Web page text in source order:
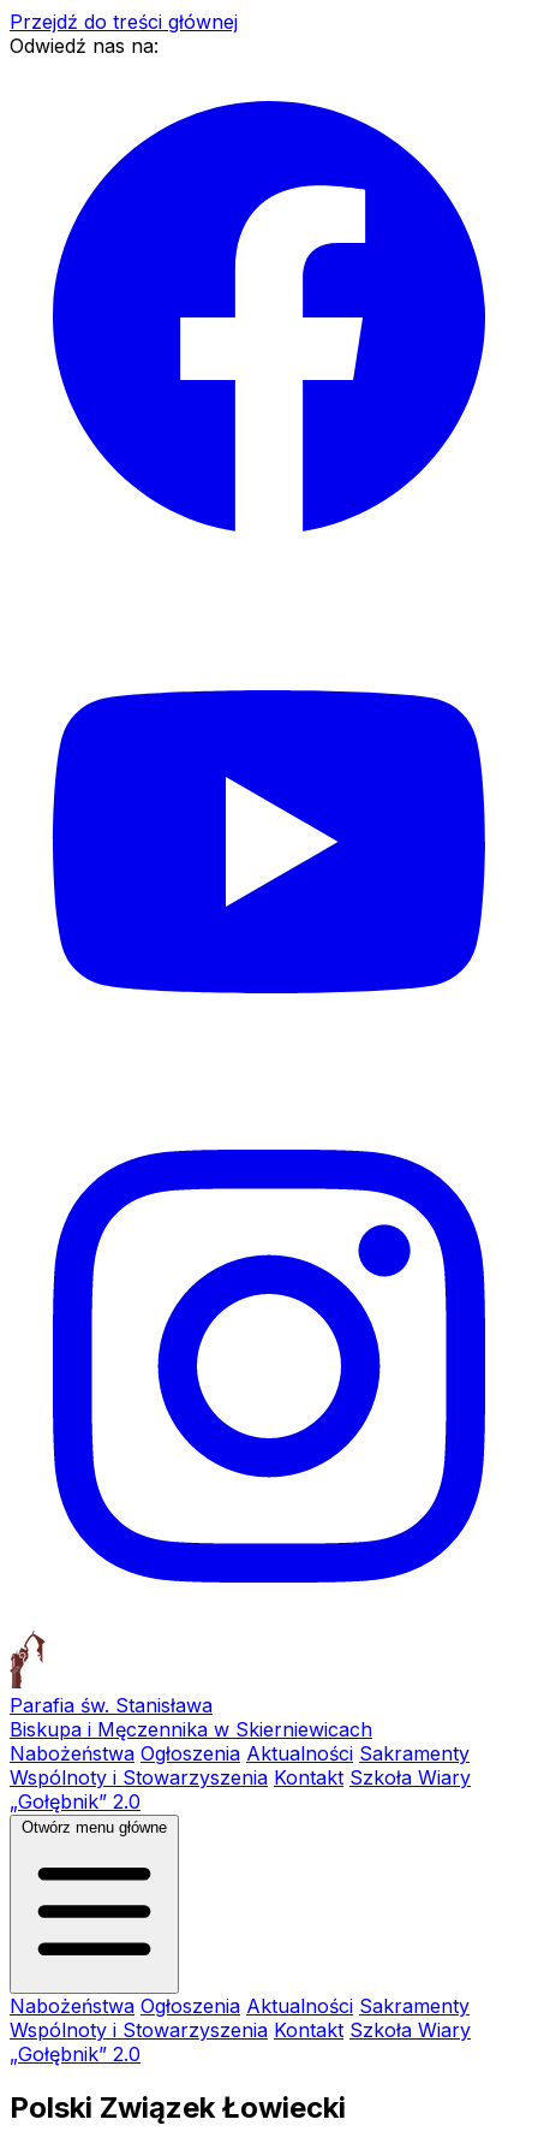
Przejdź do treści głównej
Odwiedź nas na:
Parafia św. Stanisława
Biskupa i Męczennika w Skierniewicach
Nabożeństwa Ogłoszenia Aktualności Sakramenty
Wspólnoty i Stowarzyszenia Kontakt Szkoła Wiary
„Gołębnik” 2.0
Otwórz menu główne
Nabożeństwa Ogłoszenia Aktualności Sakramenty
Wspólnoty i Stowarzyszenia Kontakt Szkoła Wiary
„Gołębnik” 2.0
Polski Związek Łowiecki